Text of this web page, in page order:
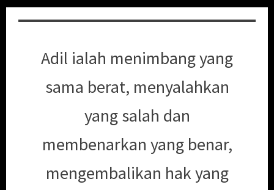
Adil ialah menimbang yang
sama berat, menyalahkan
yang salah dan
membenarkan yang benar,
mengembalikan hak yang